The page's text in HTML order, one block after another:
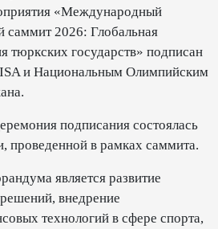
«Международный
саммит 2026: Глобальная
тюркских государств» подписан
и Национальным Олимпийским
подписания состоялась
проведенной в рамках саммита.
является развитие
внедрение
технологий в сфере спорта,